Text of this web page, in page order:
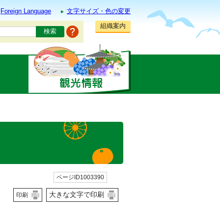
Foreign Language
文字サイズ・色の変更
組織案内
ページID1003390
印刷 大きな文字で印刷